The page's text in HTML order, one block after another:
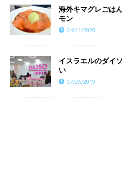
海外キマグレごは
モン
04/11/2020
イスラエルのダイ
い
07/26/2019